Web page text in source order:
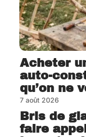
Acheter
auto-
qu’on ne
7 août 2026
Bris de
faire